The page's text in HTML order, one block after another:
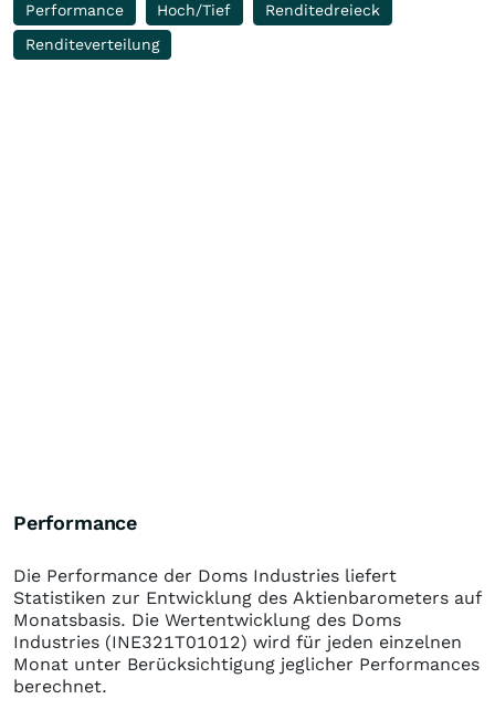
Performance Hoch/Tief
Renditedreieck
Renditeverteilung
Performance
Die Performance der Doms Industries liefert
Statistiken zur Entwicklung des Aktienbarometers auf
Monatsbasis. Die Wertentwicklung des Doms
Industries (INE321T01012) wird für jeden einzelnen
Monat unter Berücksichtigung jeglicher Performances
berechnet.